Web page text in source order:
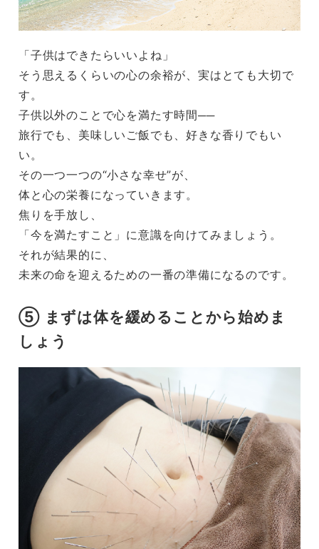
「子供はできたらいいよね」
そう思えるくらいの心の余裕が、実はとても大切で
す。
子供以外のことで心を満たす時間──
旅行でも、美味しいご飯でも、好きな香りでもい
い。
その一つ一つの“小さな幸せ”が、
体と心の栄養になっていきます。
焦りを手放し、
「今を満たすこと」に意識を向けてみましょう。
それが結果的に、
未来の命を迎えるための一番の準備になるのです。
⑤ まずは体を緩めることから始めま
しょう